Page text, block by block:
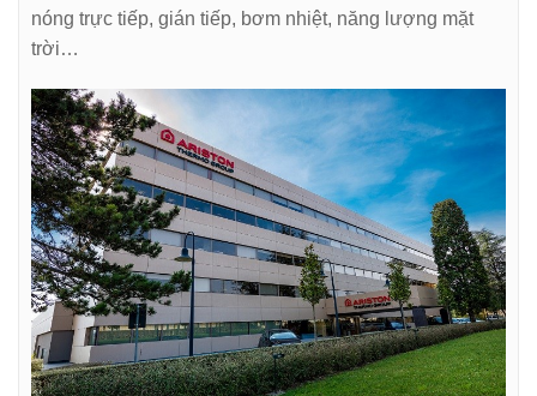
nóng trực tiếp, gián tiếp, bơm nhiệt, năng lượng mặt
trời…